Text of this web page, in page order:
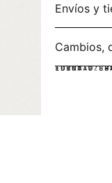
Envíos y
Cambios,
IDIOMA:
FORMATO:
ISBN: